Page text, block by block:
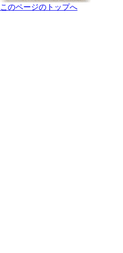
このページのトップへ